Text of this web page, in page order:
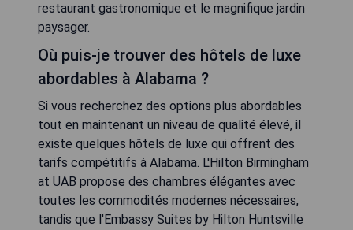
restaurant gastronomique et le magnifique jardin
paysager.
Où puis-je trouver des hôtels de luxe
abordables à Alabama ?
Si vous recherchez des options plus abordables
tout en maintenant un niveau de qualité élevé, il
existe quelques hôtels de luxe qui offrent des
tarifs compétitifs à Alabama. L'Hilton Birmingham
at UAB propose des chambres élégantes avec
toutes les commodités modernes nécessaires,
tandis que l'Embassy Suites by Hilton Huntsville